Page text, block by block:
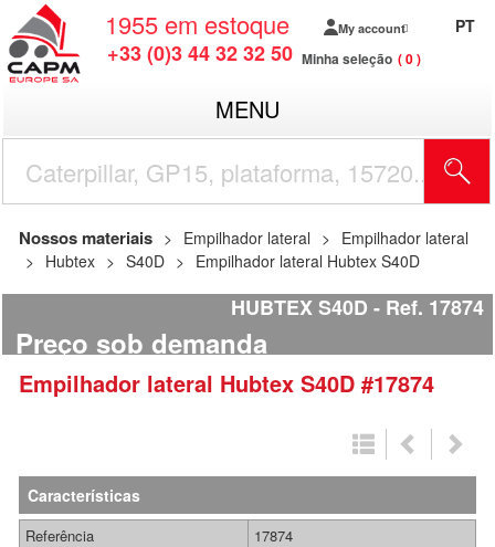
1955 em estoque
+33 (0)3 44 32 32 50
My account
Minha seleção 0
PT
MENU
Nossos materiais Empilhador lateral
Empilhador lateral
Hubtex
S40D Empilhador lateral Hubtex S40D
HUBTEX S40D Ref. 17874
Preço sob demanda
Empilhador lateral Hubtex S40D #17874
Características
Referência
17874